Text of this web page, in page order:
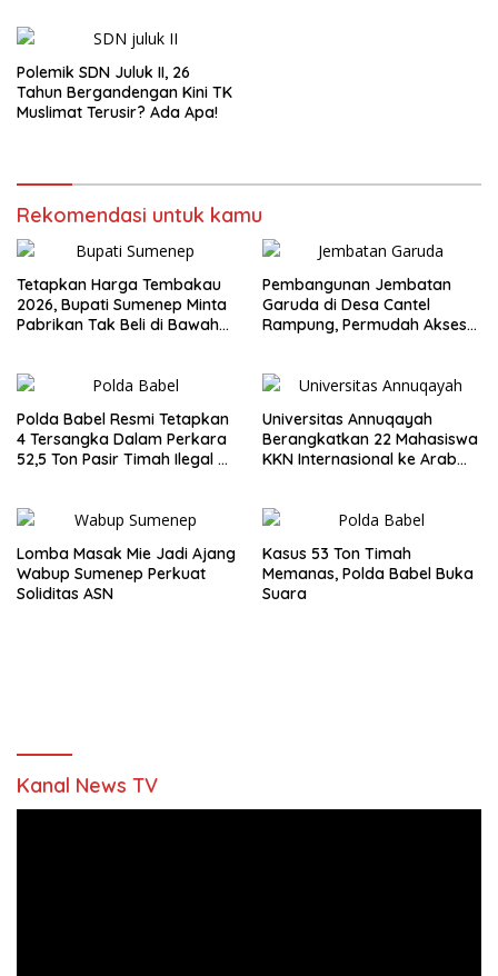
Polemik SDN Juluk II, 26
Tahun Bergandengan Kini TK
Muslimat Terusir? Ada Apa!
Rekomendasi untuk kamu
Tetapkan Harga Tembakau
2026, Bupati Sumenep Minta
Pabrikan Tak Beli di Bawah
Pembangunan Jembatan
Garuda di Desa Cantel
Rampung, Permudah Akses
Polda Babel Resmi Tetapkan
4 Tersangka Dalam Perkara
52,5 Ton Pasir Timah Ilegal di
Universitas Annuqayah
Berangkatkan 22 Mahasiswa
KKN Internasional ke Arab
Lomba Masak Mie Jadi Ajang
Wabup Sumenep Perkuat
Soliditas ASN
Kasus 53 Ton Timah
Memanas, Polda Babel Buka
Suara
Kanal News TV